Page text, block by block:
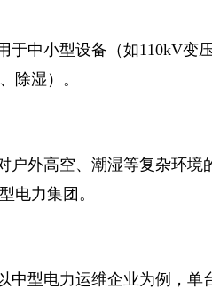
于中小型设备（如110kV变
除湿）。
户外高空、潮湿等复杂环
电力集团。
中型电力运维企业为例，单